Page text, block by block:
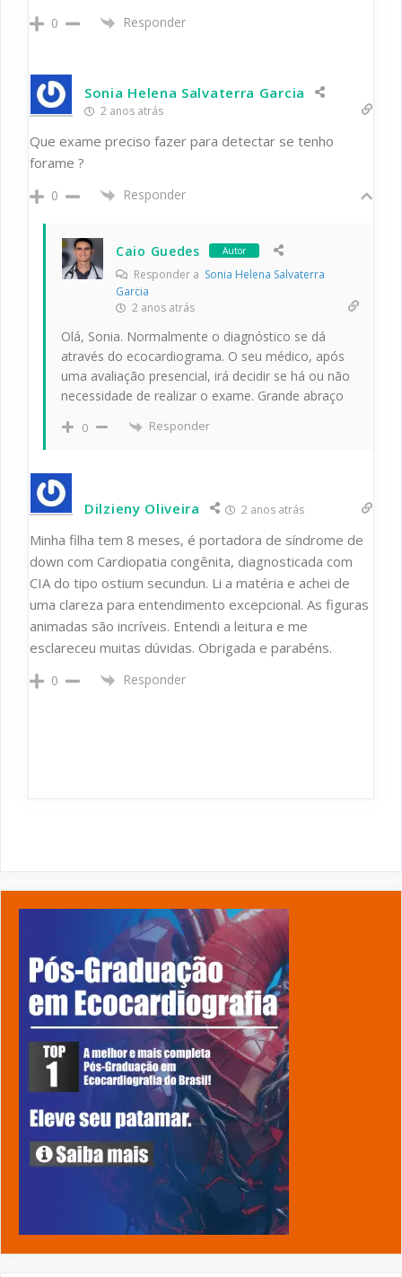
0 Responder
Sonia Helena Salvaterra Garcia
2 anos atrás
Que exame preciso fazer para detectar se tenho
forame ?
0 Responder
Caio Guedes Autor
Responder a Sonia Helena Salvaterra
Garcia
2 anos atrás
Olá, Sonia. Normalmente o diagnóstico se dá
através do ecocardiograma. O seu médico, após
uma avaliação presencial, irá decidir se há ou não
necessidade de realizar o exame. Grande abraço
0 Responder
Dilzieny Oliveira 2 anos atrás
Minha filha tem 8 meses, é portadora de síndrome de
down com Cardiopatia congênita, diagnosticada com
CIA do tipo ostium secundun. Li a matéria e achei de
uma clareza para entendimento excepcional. As figuras
animadas são incríveis. Entendi a leitura e me
esclareceu muitas dúvidas. Obrigada e parabéns.
0 Responder